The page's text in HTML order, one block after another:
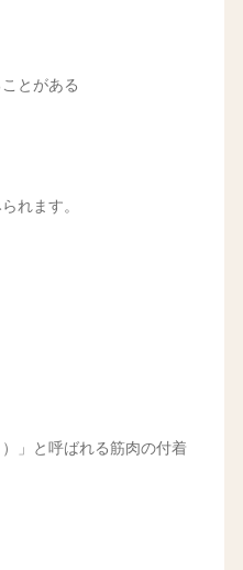
とがある
れます。
」と呼ばれる筋肉の付着